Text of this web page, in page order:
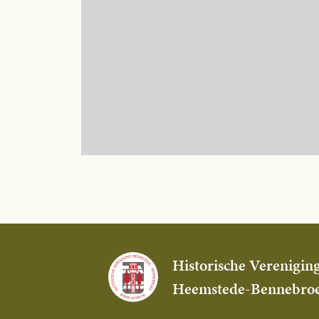
Historische
Heemstede-